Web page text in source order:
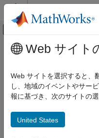
コンテンツへスキップ
オフキャンバ
ドキュメンテーションのホーム
データのインポートと解析
データのインポートとエクスポート
カメラとモバイル検出
IP カメラ
メインコンテンツ
MATLAB
Camerasでの
ング
MATLAB®Support
の解決
Web サイト
Web サイトを選択すると、
し、地域のイベントやサー
報に基づき、次のサイトの
United States